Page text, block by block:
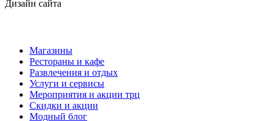
Дизайн сайта
Магазины
Рестораны и кафе
Развлечения и отдых
Услуги и сервисы
Мероприятия и акции трц
Скидки и акции
Модный блог